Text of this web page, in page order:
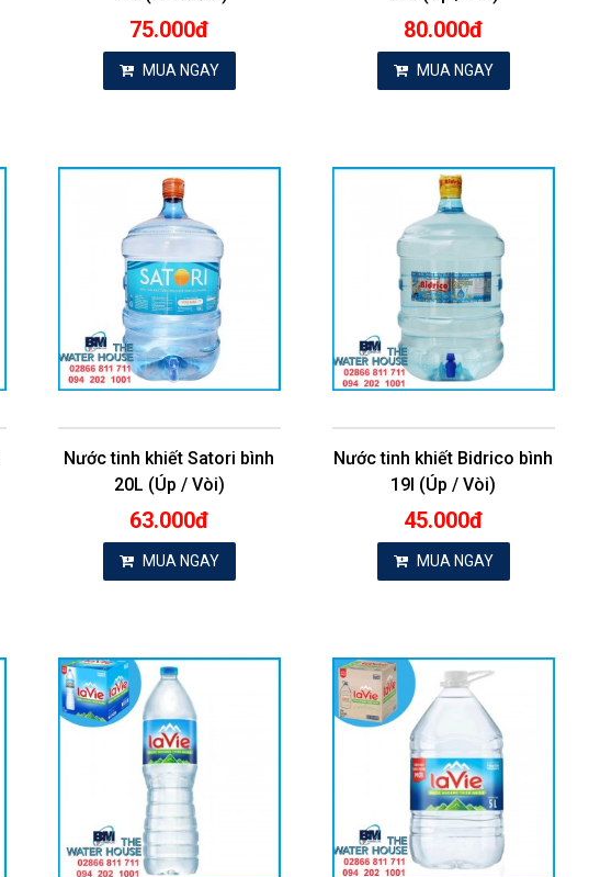
75.000đ
MUA NGAY
80.000đ
MUA NGAY
Nước tinh khiết Satori bình
20L (Úp / Vòi)
63.000đ
MUA NGAY
Nước tinh khiết Bidrico bình
19l (Úp / Vòi)
45.000đ
MUA NGAY